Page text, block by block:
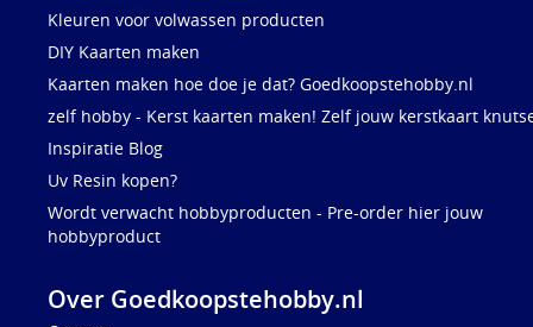
Kleuren voor volwassen producten
DIY Kaarten maken
Kaarten maken hoe doe je dat? Goedkoopstehobby.nl
zelf hobby - Kerst kaarten maken! Zelf jouw kerstkaart
Inspiratie Blog
Uv Resin kopen?
Wordt verwacht hobbyproducten - Pre-order hier jouw
hobbyproduct
Over Goedkoopstehobby.nl